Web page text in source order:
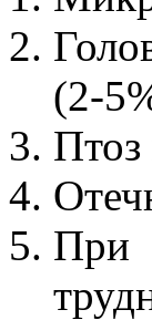
(2-
Птоз
При